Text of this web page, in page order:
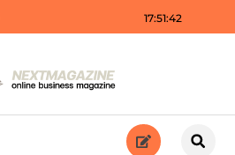
17:51:44